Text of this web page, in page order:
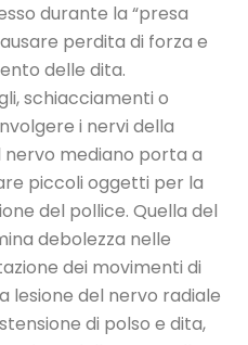
durante la “presa
perdita di forza e
delle dita.
schiacciamenti o
i nervi della
nervo mediano porta a
piccoli oggetti per la
del pollice. Quella del
debolezza nelle
dei movimenti di
lesione del nervo radiale
di polso e dita,